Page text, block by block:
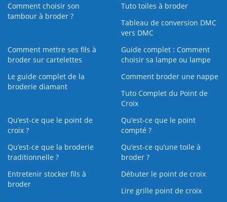
Comment choisir son
tambour à broder ?
Tuto toiles à broder
Tableau de conversion DMC
vers DMC
Comment mettre ses fils à
broder sur cartelettes
Guide complet : Comment
choisir sa lampe ou lampe
Le guide complet de la
broderie diamant
Comment broder une nappe
Tuto Complet du Point de
Croix
Qu’est-ce que le point de
croix ?
Qu’est-ce que le point
compté ?
Qu’est-ce que la broderie
traditionnelle ?
Qu’est‑ce qu’une toile à
broder ?
Entretenir stocker fils à
broder
Débuter le point de croix
Lire grille point de croix